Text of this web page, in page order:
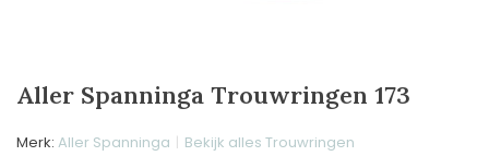
Aller Spanninga Trouwringen 173
Merk: Aller Spanninga Bekijk alles Trouwringen